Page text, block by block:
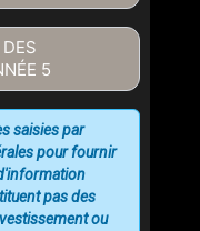
5
saisies par
pour fournir
pas des
ou